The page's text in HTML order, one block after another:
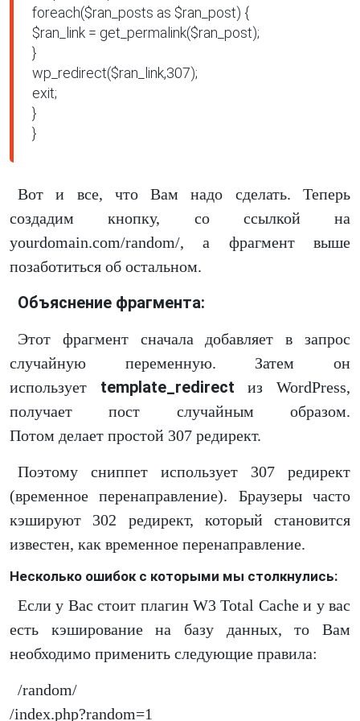
foreach($ran_posts as $ran_post) {
$ran_link = get_permalink($ran_post);
}
wp_redirect($ran_link,307);
exit;
}
}
Вот и все, что Вам надо сделать. Теперь
создадим кнопку, со ссылкой на
yourdomain.com/random/, а фрагмент выше
позаботиться об остальном.
Объяснение фрагмента:
Этот фрагмент сначала добавляет в запрос
случайную переменную. Затем он
использует template_redirect из WordPress,
получает пост случайным образом.
Потом делает простой 307 редирект.
Поэтому сниппет использует 307 редирект
(временное перенаправление). Браузеры часто
кэшируют 302 редирект, который становится
известен, как временное перенаправление.
Несколько ошибок с которыми мы столкнулись:
Если у Вас стоит плагин W3 Total Cache и у вас
есть кэширование на базу данных, то Вам
необходимо применить следующие правила:
/random/
/index.php?random=1